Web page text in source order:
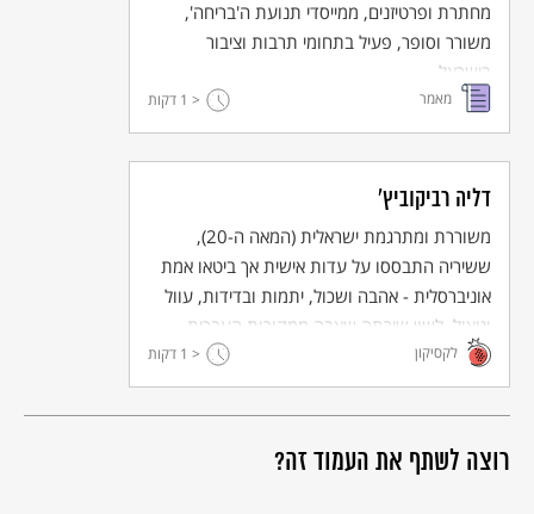
קם מתיה, מחויבות חברתית דרך סיפור רות המואבייה.
רוצה לשתף את העמוד זה?
מחתרת ופרטיזנים, ממייסדי תנועת ה'בריחה',
משורר וסופר, פעיל בתחומי תרבות וציבור
בישראל.
מאמר < 1 דקות
דליה רביקוביץ'
משוררת ומתרגמת ישראלית (המאה ה-20),
ששיריה התבססו על עדות אישית אך ביטאו אמת
אוניברסלית - אהבה ושכול, יתמות ובדידות, עוול
וניצול. לשון שירתה שאבה ממקורות העברית
לרבדיה. כלת פרס ישראל לשירה (1998).
לקסיקון < 1 דקות